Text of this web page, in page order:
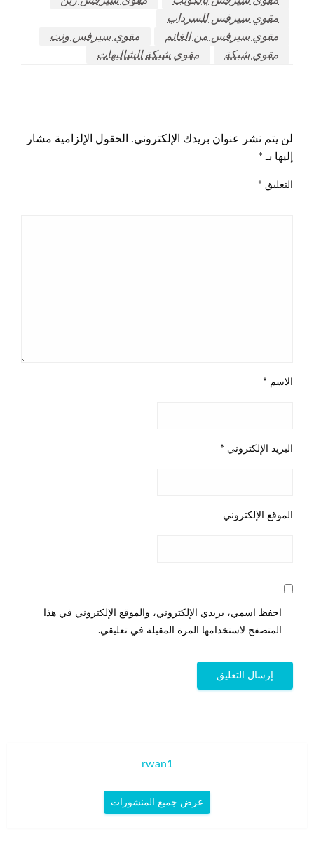
مقوي سيرفس للسرداب
مقوي سيرفس من الغانم
مقوي سيرفس ونت
مقوي شبكة
مقوي شبكة الشاليهات
لن يتم نشر عنوان بريدك الإلكتروني.
الحقول الإلزامية مشار
إليها بـ *
التعليق *
الاسم *
البريد الإلكتروني *
الموقع الإلكتروني
احفظ اسمي، بريدي الإلكتروني، والموقع الإلكتروني في هذا
المتصفح لاستخدامها المرة المقبلة في تعليقي.
rwan1
عرض جميع المنشورات